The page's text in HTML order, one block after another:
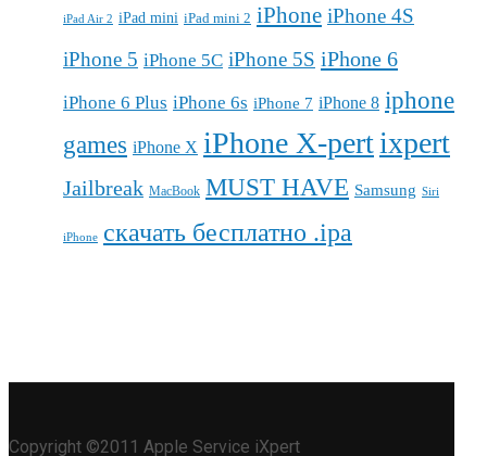
iPad Air 2 iPad mini iPad mini 2 iPhone iPhone 4S
iPhone 5 iPhone 5C iPhone 5S iPhone 6
iPhone 6 Plus iPhone 6s iPhone 7 iPhone 8 iphone
games iPhone X iPhone X-pertixpert
Jailbreak MacBook MUST HAVE Samsung Siri
iPhone скачать бесплатно .ipa
Copyright ©2011 Apple Service iXpert